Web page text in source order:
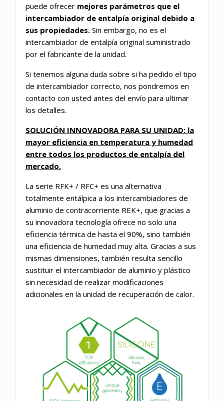
puede ofrecer mejores parámetros que el
intercambiador de entalpía original debido a
sus propiedades. Sin embargo, no es el
intercambiador de entalpía original suministrado
por el fabricante de la unidad.
Si tenemos alguna duda sobre si ha pedido el tipo
de intercambiador correcto, nos pondremos en
contacto con usted antes del envío para ultimar
los detalles.
SOLUCIÓN INNOVADORA PARA SU UNIDAD: la
mayor eficiencia en temperatura y humedad
entre todos los productos de entalpía del
mercado.
La serie RFK+ / RFC+ es una alternativa
totalmente entálpica a los intercambiadores de
aluminio de contracorriente REK+, que gracias a
su innovadora tecnología ofrece no solo una
eficiencia térmica de hasta el 90%, sino también
una eficiencia de humedad muy alta. Gracias a sus
mismas dimensiones, también resulta sencillo
sustituir el intercambiador de aluminio y plástico
sin necesidad de realizar modificaciones
adicionales en la unidad de recuperación de calor.